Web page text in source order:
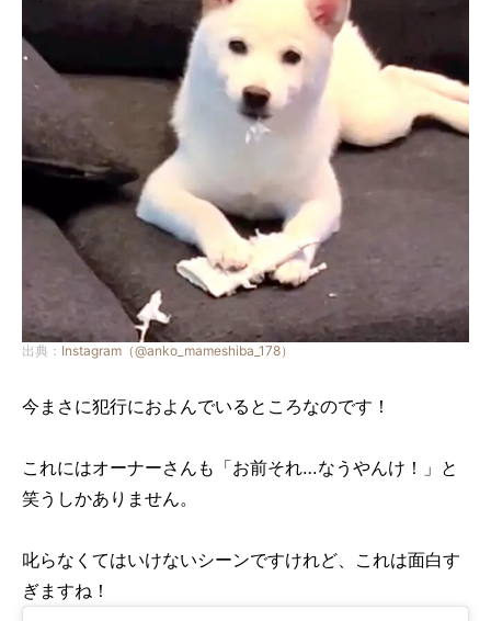
出典： Instagram（@anko_mameshiba_178）
今まさに犯行におよんでいるところなのです！
これにはオーナーさんも「お前それ…なうやんけ！」と
笑うしかありません。
叱らなくてはいけないシーンですけれど、これは面白す
ぎますね！